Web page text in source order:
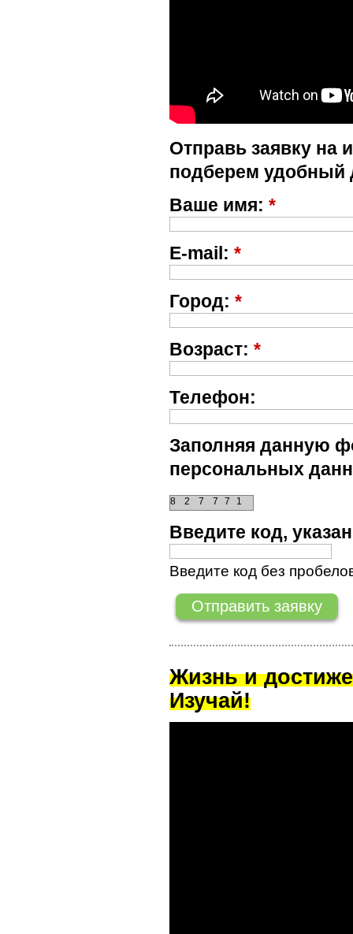
Отправь заявку на
подберем удобный
Ваше имя: *
E-mail: *
Город: *
Возраст: *
Телефон:
Заполняя данную
персональных
7
7 7 1
2
8
Введите код,
Введите код без
Жизнь и
Изучай!